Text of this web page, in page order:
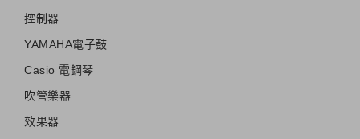
控制器
YAMAHA電子鼓
Casio 電鋼琴
吹管樂器
效果器